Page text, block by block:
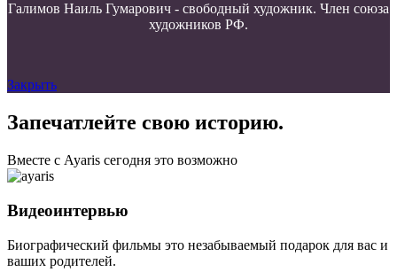
Галимов Наиль Гумарович - свободный художник. Член союза
художников РФ.
Закрыть
Запечатлейте свою историю.
Вместе с Ayaris сегодня это возможно
Видеоинтервью
Биографический фильмы это незабываемый подарок для вас и
ваших родителей.